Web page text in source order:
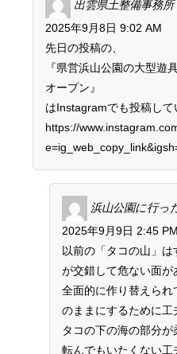
出雲県土整備事務所
2025年9月8日 9:02 AM
先日の投稿の、
『県営浜山公園の大型遊
オープン』
はInstagramでも投稿して
https://
浜山公園に行っ
2025年9月9日 2:45 PM
以前の「タコの山」
が交錯して危ない面が
全面的に作り替えら
のままにするために工
タコの下の海の部分が
転んでもいたくない工